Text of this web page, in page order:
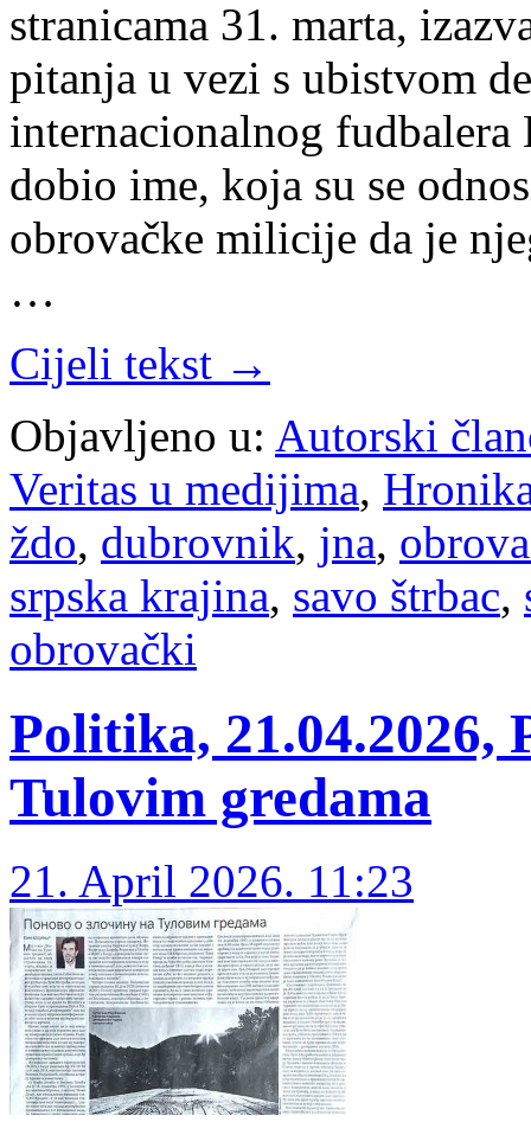
stranicama 31. marta,
pitanja u vezi s ubistvom
internacionalnog
dobio ime, koja su se
obrovačke milicije da je
…
Cijeli tekst →
Objavljeno u: Autorski
Veritas u medijima,
ždo, dubrovnik, jna,
srpska krajina, savo štrbac,
obrovački
Politika, 21.04.2026,
Tulovim gredama
21. April 2026. 11:23